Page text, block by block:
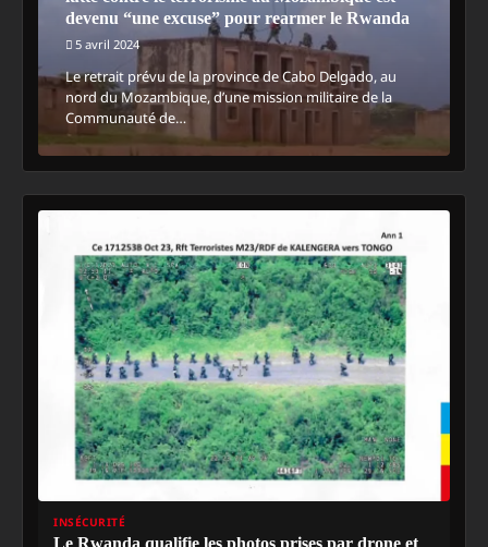
devenu “une excuse” pour rearmer le Rwanda
5 avril 2024
Le retrait prévu de la province de Cabo Delgado, au
nord du Mozambique, d’une mission militaire de la
Communauté de…
INSÉCURITÉ